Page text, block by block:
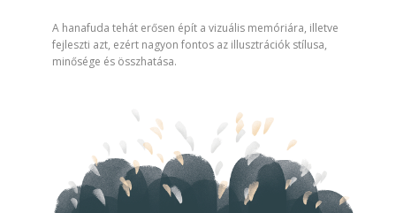
A hanafuda tehát erősen épít a vizuális memóriára, illetve
fejleszti azt, ezért nagyon fontos az illusztrációk stílusa,
minősége és összhatása.